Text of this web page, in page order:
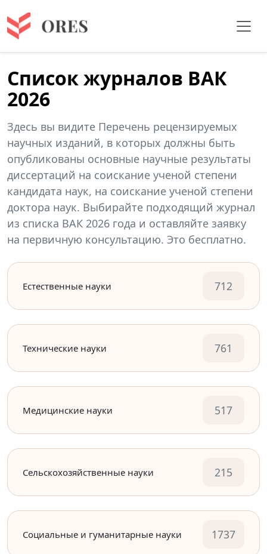
Список журналов ВАК
2026
Здесь вы видите Перечень рецензируемых
научных изданий, в которых должны быть
опубликованы основные научные результаты
диссертаций на соискание ученой степени
кандидата наук, на соискание ученой степени
доктора наук. Выбирайте подходящий журнал
из списка ВАК 2026 года и оставляйте заявку
на первичную консультацию. Это бесплатно.
Естественные науки 712
Технические науки 761
Медицинские науки 517
Сельскохозяйственные науки 215
Социальные и гуманитарные науки 1737